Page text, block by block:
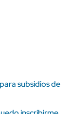
subsidios de